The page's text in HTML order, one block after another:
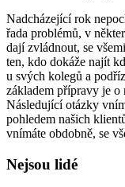
Nadcházející rok
řada problémů, v
dají zvládnout, se
ten, kdo dokáže najít
u svých kolegů a
základem přípravy je o
Následující otázky
pohledem našich
vnímáte obdobně, se
Nejsou lidé